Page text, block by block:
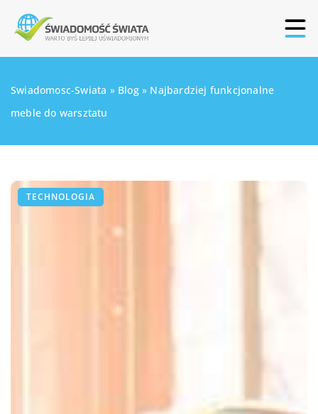
Swiadomosc-Swiata » Blog» Najbardziej funkcjonalne
meble do warsztatu
TECHNOLOGIA